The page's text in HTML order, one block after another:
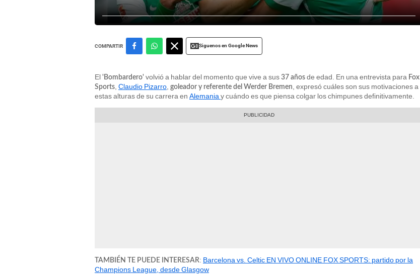
COMPARTIR Siguenos en Google News
El 'Bombardero' volvió a hablar del momento que vive a sus 37 años de edad. En una entrevista para Fox
Sports Claudio Pizarro goleador y referente del Werder Bremen , expresó cuáles son sus motivaciones a
estas alturas de su carrera en Alemania y cuándo es que piensa colgar los chimpunes definitivamente.
TAMBIÉN TE PUEDE INTERESAR: Barcelona vs. Celtic EN VIVO ONLINE FOX SPORTS: partido por la
Champions League, desde Glasgow